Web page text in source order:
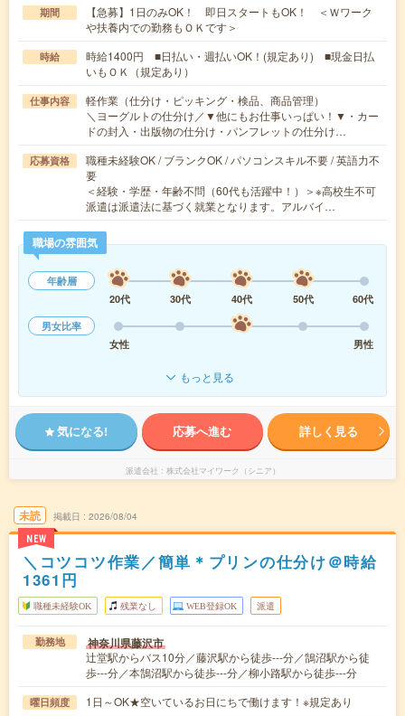
期間
【急募】1日のみOK！ 即日スタートもOK！ ＜Ｗワーク
や扶養内での勤務もＯＫです＞
時給
時給1400円 ■日払い・週払いOK！(規定あり) ■現金日払
いもＯＫ（規定あり）
仕事内容
軽作業（仕分け・ピッキング・検品、商品管理）
＼ヨーグルトの仕分け／▼他にもお仕事いっぱい！▼・カー
ドの封入・出版物の仕分け・パンフレットの仕分け…
応募資格
職種未経験OK / ブランクOK / パソコンスキル不要 / 英語力不
要
＜経験・学歴・年齢不問（60代も活躍中！）＞※高校生不可
派遣は派遣法に基づく就業となります。アルバイ…
職場の雰囲気
年齢層
20代
30代 40代 50代
60代
男女比率
女性
男性
もっと見る
気になる! 応募へ進む 詳しく見る
派遣会社 株式会社マイワーク（シニア）
未読
NEW
掲載日 2026/08/04
＼コツコツ作業／簡単＊プリンの仕分け＠時給
1361円
職種未経験OK 残業なし WEB登録OK 派遣
勤務地 神奈川県藤沢市
辻堂駅からバス10分／藤沢駅から徒歩---分／鵠沼駅から徒
歩---分／本鵠沼駅から徒歩---分／柳小路駅から徒歩---分
曜日頻度 1日～OK★空いているお日にちで働けます！※規定あり